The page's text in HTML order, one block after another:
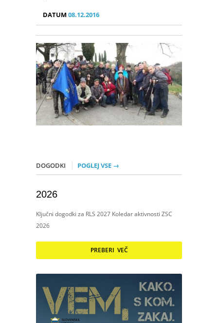
DATUM08.12.2016
DOGODKI POGLEJ VSE →
2026
Ključni dogodki za RLS 2027 Koledar aktivnosti ZSC
2026
PREBERI VEČ